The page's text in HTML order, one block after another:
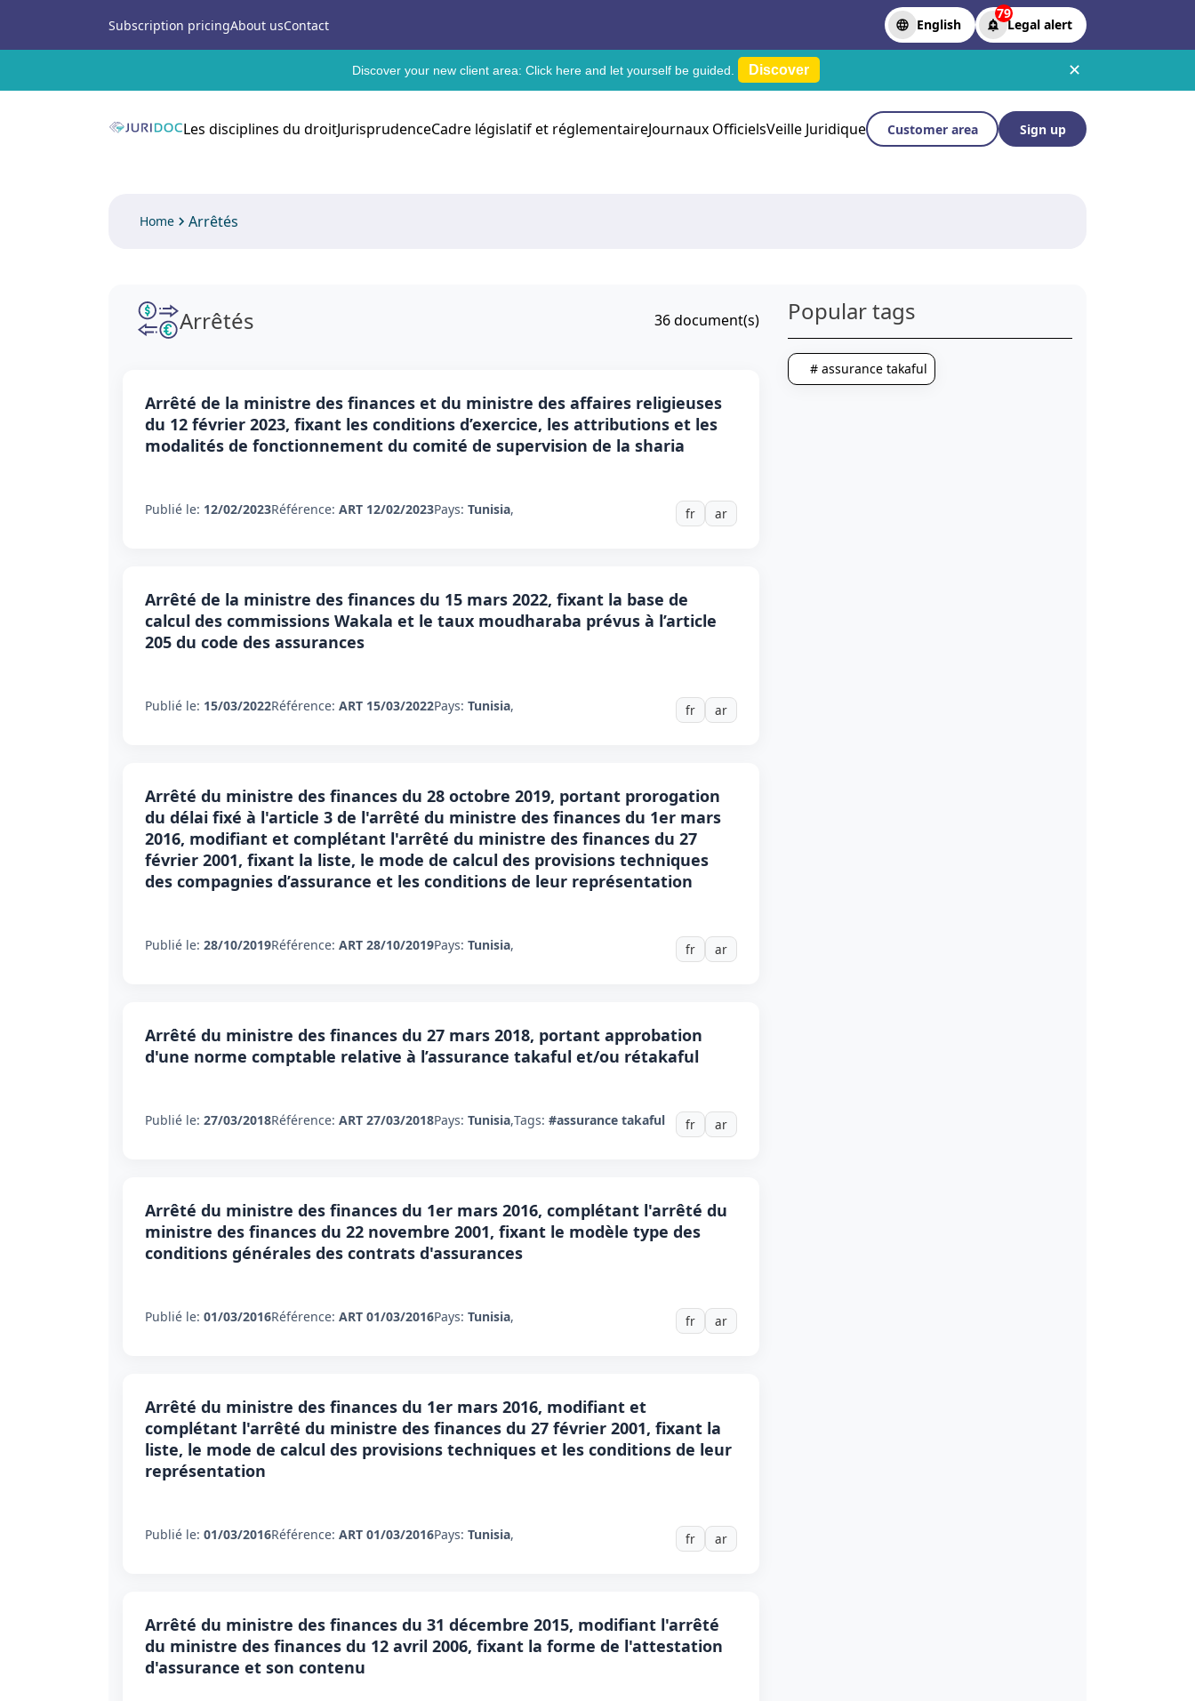
Subscription pricingAbout usContact English
79
Legal alert
Discover your new client area: Click here and let yourself be guided. Discover ✕
Les disciplines du droitJurisprudenceCadre législatif et réglementaireJournaux OfficielsVeille Juridique Customer area Sign up
Home Arrêtés
Arrêtés 36document(s)
Arrêté de la ministre des finances et du ministre des affaires religieuses
du 12 février 2023, fixant les conditions d’exercice, les attributions et les
modalités de fonctionnement du comité de supervision de la sharia
Publié le: 12/02/2023Référence: ART 12/02/2023Pays: Tunisia, fr ar
Arrêté de la ministre des finances du 15 mars 2022, fixant la base de
calcul des commissions Wakala et le taux moudharaba prévus à l’article
205 du code des assurances
Publié le: 15/03/2022Référence: ART 15/03/2022Pays: Tunisia, fr ar
Arrêté du ministre des finances du 28 octobre 2019, portant prorogation
du délai fixé à l'article 3 de l'arrêté du ministre des finances du 1er mars
2016, modifiant et complétant l'arrêté du ministre des finances du 27
février 2001, fixant la liste, le mode de calcul des provisions techniques
des compagnies d’assurance et les conditions de leur représentation
Publié le: 28/10/2019Référence: ART 28/10/2019Pays: Tunisia, fr ar
Arrêté du ministre des finances du 27 mars 2018, portant approbation
d'une norme comptable relative à l’assurance takaful et/ou rétakaful
Publié le: 27/03/2018Référence: ART 27/03/2018Pays: Tunisia,Tags: #assurance takaful fr ar
Arrêté du ministre des finances du 1er mars 2016, complétant l'arrêté du
ministre des finances du 22 novembre 2001, fixant le modèle type des
conditions générales des contrats d'assurances
Publié le: 01/03/2016Référence: ART 01/03/2016Pays: Tunisia, fr ar
Arrêté du ministre des finances du 1er mars 2016, modifiant et
complétant l'arrêté du ministre des finances du 27 février 2001, fixant la
liste, le mode de calcul des provisions techniques et les conditions de leur
représentation
Publié le: 01/03/2016Référence: ART 01/03/2016Pays: Tunisia, fr ar
Arrêté du ministre des finances du 31 décembre 2015, modifiant l'arrêté
du ministre des finances du 12 avril 2006, fixant la forme de l'attestation
d'assurance et son contenu
Popular tags
# assurance takaful